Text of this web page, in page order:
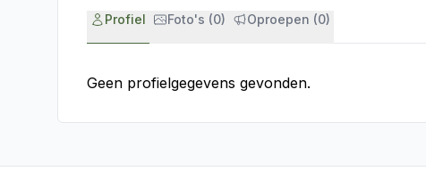
Profiel Foto's (0) Oproepen (0)
Geen profielgegevens gevonden.